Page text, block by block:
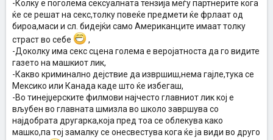
-Колку е поголема сексуалната тензија меѓу партнерите кога
ќе се решат на секс,толку повеќе предмети ќе фрлаат од
бироа,маси и сл. бидејќи само Американците имаат толку
страст во себе
,
-Доколку има секс сцена голема е веројатноста да го видите
газето на машкиот лик,
-Какво криминално дејствие да извршиш,нема гајле,тука се
Мексико или Канада каде што ќе избегаш,
-Во тинејџерските филмови најчесто главниот лик кој е
вљубен во главната шмизла во школо завршува со
најдобрата другарка,која пред тоа се облекува како
машко,па тој замалку се онесвестува кога ќе ја види во друго